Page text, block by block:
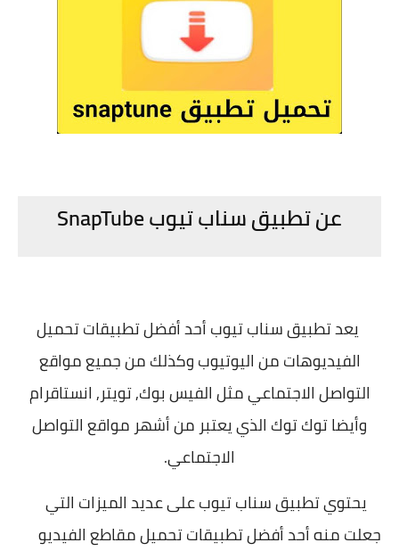
عن تطبيق سناب تيوب SnapTube
يعد تطبيق سناب تيوب أحد أفضل تطبيقات تحميل
الفيديوهات من اليوتيوب وكذلك من جميع مواقع
التواصل الاجتماعي مثل الفيس بوك, تويتر, انستاقرام
وأيضا توك توك الذي يعتبر من أشهر مواقع التواصل
الاجتماعي.
يحتوي تطبيق سناب تيوب على عديد الميزات التي
جعلت منه أحد أفضل تطبيقات تحميل مقاطع الفيديو